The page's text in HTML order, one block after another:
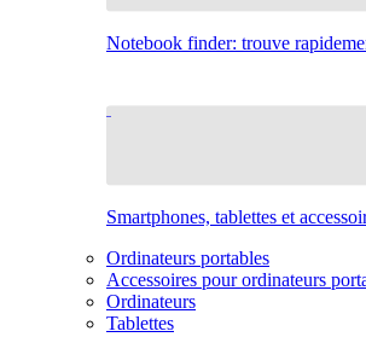
Notebook finder: trouve
Smartphones, tablettes et
Ordinateurs portables
Accessoires pour ordinateurs
Ordinateurs
Tablettes